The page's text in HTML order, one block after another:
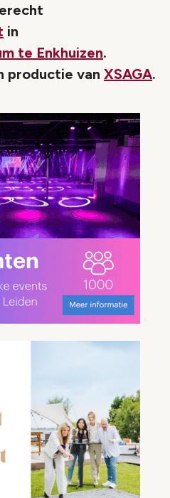
in
te Enkhuizen.
productie van XSAGA.